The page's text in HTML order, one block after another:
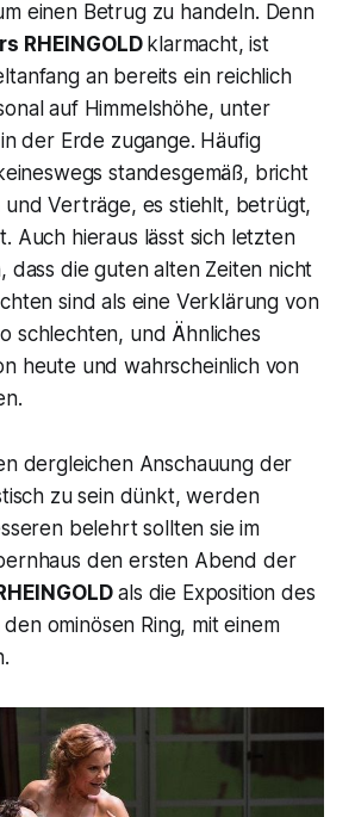
einen Betrug zu handeln. Denn
RHEINGOLD klarmacht, ist
an bereits ein reichlich
auf Himmelshöhe, unter
der Erde zugange. Häufig
standesgemäß, bricht
und Verträge, es stiehlt, betrügt,
Auch hieraus lässt sich letzten
dass die guten alten Zeiten nicht
sind als eine Verklärung von
schlechten, und Ähnliches
heute und wahrscheinlich von
dergleichen Anschauung der
zu sein dünkt, werden
belehrt sollten sie im
den ersten Abend der
als die Exposition des
ominösen Ring, mit einem